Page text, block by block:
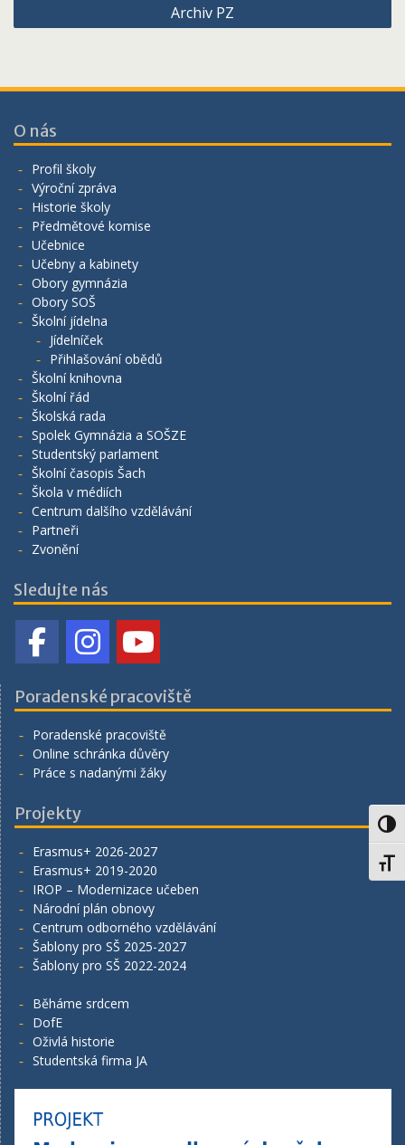
Archiv PZ
O nás
Profil školy
Výroční zpráva
Historie školy
Předmětové komise
Učebnice
Učebny a kabinety
Obory gymnázia
Obory SOŠ
Školní jídelna
Jídelníček
Přihlašování obědů
Školní knihovna
Školní řád
Školská rada
Spolek Gymnázia a SOŠZE
Studentský parlament
Školní časopis Šach
Škola v médiích
Centrum dalšího vzdělávání
Partneři
Zvonění
Sledujte nás
Poradenské pracoviště
Poradenské pracoviště
Online schránka důvěry
Práce s nadanými žáky
Projekty
Erasmus+ 2026-2027
Erasmus+ 2019-2020
IROP – Modernizace učeben
Národní plán obnovy
Centrum odborného vzdělávání
Šablony pro SŠ 2025-2027
Šablony pro SŠ 2022-2024
Běháme srdcem
DofE
Oživlá historie
Studentská firma JA